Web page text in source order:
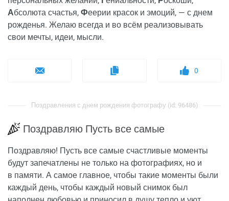
Абсолюта счастья, Феерии красок и эмоций, — с днем
рожденья. Желаю всегда и во всём реализовывать
свои мечты, идеи, мысли.
0
Поздравления с днем рождения фотографу (id: 96486)
Поздравляю Пусть все самые
Поздравляю! Пусть все самые счастливые моменты
будут запечатлены не только на фотографиях, но и
в памяти. А самое главное, чтобы такие моменты были
каждый день, чтобы каждый новый снимок был